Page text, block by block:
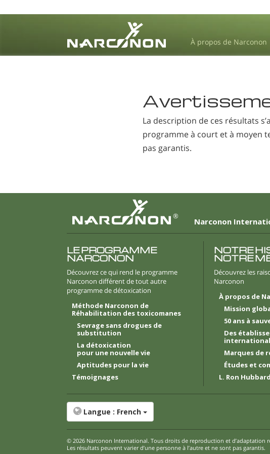
À propos de Narconon
La description de ces résultats
programme à court et à moyen
pas garantis.
®
Narconon
LE PROGRAMME
NARCONON
Découvrez ce qui rend le programme
Narconon différent de tout autre
programme de détoxication
Méthode Narconon de
Réhabilitation des toxicomanes
Sevrage sans drogues de
substitution
La détoxication
pour une nouvelle vie
Aptitudes pour la vie
Témoignages
NOTRE
NOTRE
Découvrez les
Narconon
À propos de
Mission
50 ans à
Des
Marques de
Études et
L. Ron Hubbard
Langue : French
© 2026 Narconon International. Tous droits de reproduction et d’adaptation
Les résultats peuvent varier d’une personne à l’autre et ne sont pas garantis.